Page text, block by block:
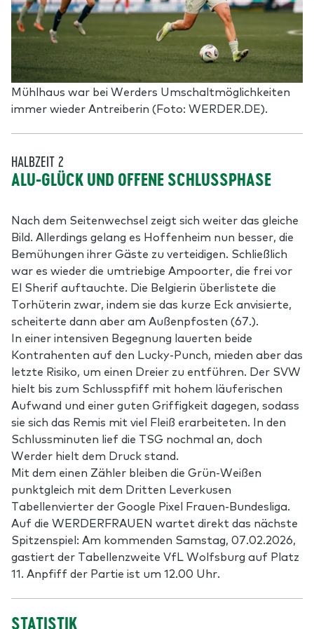
Mühlhaus war bei Werders Umschaltmöglichkeiten
immer wieder Antreiberin (Foto: WERDER.DE).
HALBZEIT 2
ALU-GLÜCK UND OFFENE SCHLUSSPHASE
Nach dem Seitenwechsel zeigt sich weiter das gleiche
Bild. Allerdings gelang es Hoffenheim nun besser, die
Bemühungen ihrer Gäste zu verteidigen. Schließlich
war es wieder die umtriebige Ampoorter, die frei vor
El Sherif auftauchte. Die Belgierin überlistete die
Torhüterin zwar, indem sie das kurze Eck anvisierte,
scheiterte dann aber am Außenpfosten (67.).
In einer intensiven Begegnung lauerten beide
Kontrahenten auf den Lucky-Punch, mieden aber das
letzte Risiko, um einen Dreier zu entführen. Der SVW
hielt bis zum Schlusspfiff mit hohem läuferischen
Aufwand und einer guten Griffigkeit dagegen, sodass
sie sich das Remis mit viel Fleiß erarbeiteten. In den
Schlussminuten lief die TSG nochmal an, doch
Werder hielt dem Druck stand.
Mit dem einen Zähler bleiben die Grün-Weißen
punktgleich mit dem Dritten Leverkusen
Tabellenvierter der Google Pixel Frauen-Bundesliga.
Auf die WERDERFRAUEN wartet direkt das nächste
Spitzenspiel: Am kommenden Samstag, 07.02.2026,
gastiert der Tabellenzweite VfL Wolfsburg auf Platz
11. Anpfiff der Partie ist um 12.00 Uhr.
STATISTIK